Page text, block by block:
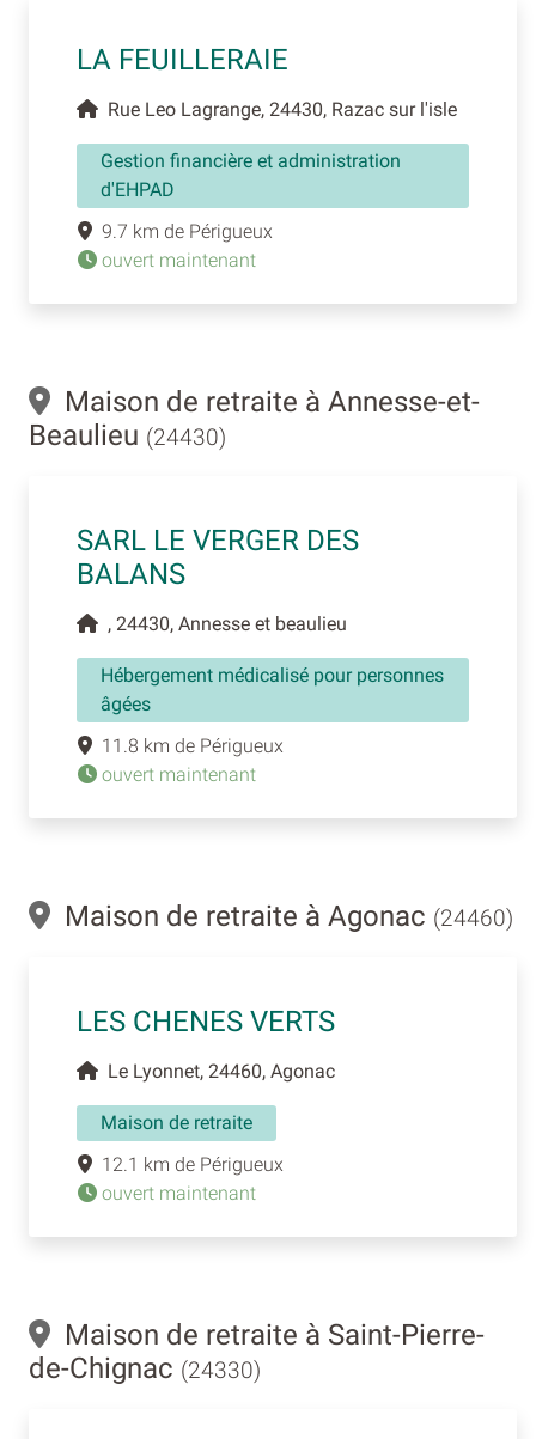
LA FEUILLERAIE
Rue Leo Lagrange, 24430, Razac sur l'isle
Gestion financière et administration
d'EHPAD
9.7 km de Périgueux
ouvert maintenant
Maison de retraite à Annesse-et-
Beaulieu (24430)
SARL LE VERGER DES
BALANS
, 24430, Annesse et beaulieu
Hébergement médicalisé pour personnes
âgées
11.8 km de Périgueux
ouvert maintenant
Maison de retraite à Agonac (24460)
LES CHENES VERTS
Le Lyonnet, 24460, Agonac
Maison de retraite
12.1 km de Périgueux
ouvert maintenant
Maison de retraite à Saint-Pierre-
de-Chignac (24330)